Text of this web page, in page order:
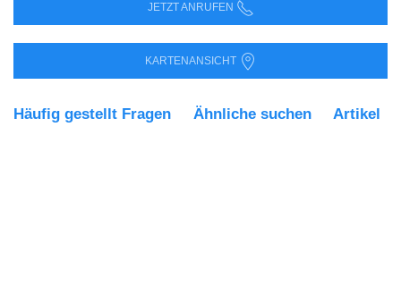
JETZT ANRUFEN
KARTENANSICHT
Häufig gestellt Fragen Ähnliche suchen Artikel